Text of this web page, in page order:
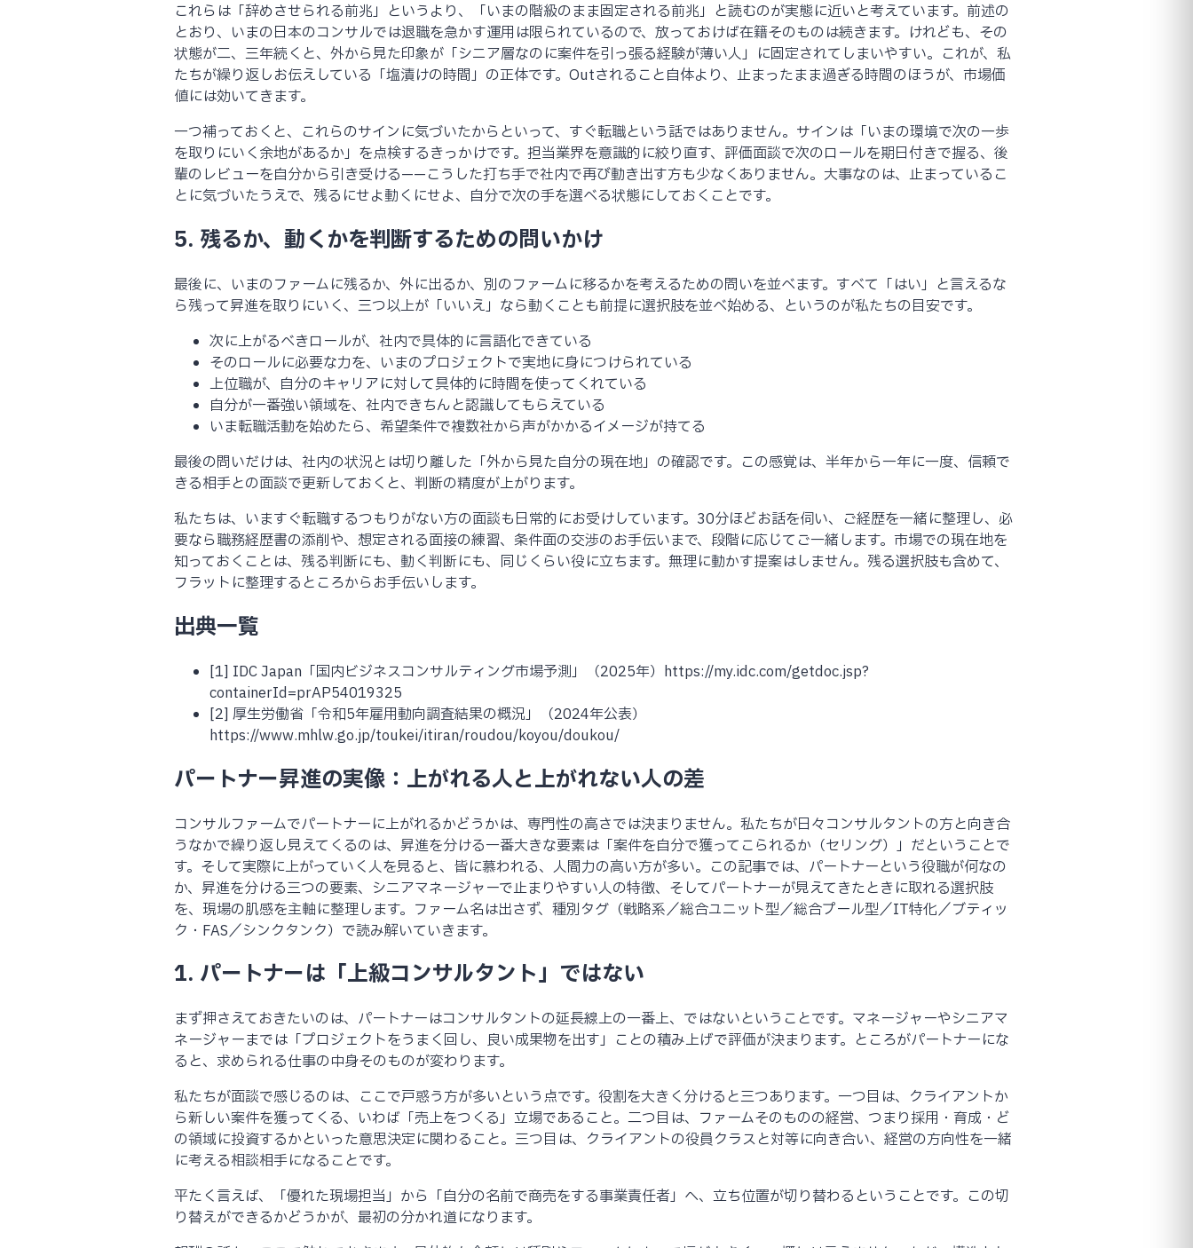
これらは「辞めさせられる前兆」というより、「いまの階級のまま固定される前兆」と読むのが実態に近いと考えています。前述の
とおり、いまの日本のコンサルでは退職を急かす運用は限られているので、放っておけば在籍そのものは続きます。けれども、その
状態が二、三年続くと、外から見た印象が「シニア層なのに案件を引っ張る経験が薄い人」に固定されてしまいやすい。これが、私
たちが繰り返しお伝えしている「塩漬けの時間」の正体です。Outされること自体より、止まったまま過ぎる時間のほうが、市場価
値には効いてきます。
一つ補っておくと、これらのサインに気づいたからといって、すぐ転職という話ではありません。サインは「いまの環境で次の一歩
を取りにいく余地があるか」を点検するきっかけです。担当業界を意識的に絞り直す、評価面談で次のロールを期日付きで握る、後
輩のレビューを自分から引き受ける——こうした打ち手で社内で再び動き出す方も少なくありません。大事なのは、止まっているこ
とに気づいたうえで、残るにせよ動くにせよ、自分で次の手を選べる状態にしておくことです。
5. 残るか、動くかを判断するための問いかけ
最後に、いまのファームに残るか、外に出るか、別のファームに移るかを考えるための問いを並べます。すべて「はい」と言えるな
ら残って昇進を取りにいく、三つ以上が「いいえ」なら動くことも前提に選択肢を並べ始める、というのが私たちの目安です。
次に上がるべきロールが、社内で具体的に言語化できている
そのロールに必要な力を、いまのプロジェクトで実地に身につけられている
上位職が、自分のキャリアに対して具体的に時間を使ってくれている
自分が一番強い領域を、社内できちんと認識してもらえている
いま転職活動を始めたら、希望条件で複数社から声がかかるイメージが持てる
最後の問いだけは、社内の状況とは切り離した「外から見た自分の現在地」の確認です。この感覚は、半年から一年に一度、信頼で
きる相手との面談で更新しておくと、判断の精度が上がります。
私たちは、いますぐ転職するつもりがない方の面談も日常的にお受けしています。30分ほどお話を伺い、ご経歴を一緒に整理し、必
要なら職務経歴書の添削や、想定される面接の練習、条件面の交渉のお手伝いまで、段階に応じてご一緒します。市場での現在地を
知っておくことは、残る判断にも、動く判断にも、同じくらい役に立ちます。無理に動かす提案はしません。残る選択肢も含めて、
フラットに整理するところからお手伝いします。
出典一覧
[1] IDC Japan「国内ビジネスコンサルティング市場予測」（2025年）https://my.idc.com/getdoc.jsp?
containerId=prAP54019325
[2] 厚生労働省「令和5年雇用動向調査結果の概況」（2024年公表）
https://www.mhlw.go.jp/toukei/itiran/roudou/koyou/doukou/
パートナー昇進の実像：上がれる人と上がれない人の差
コンサルファームでパートナーに上がれるかどうかは、専門性の高さでは決まりません。私たちが日々コンサルタントの方と向き合
うなかで繰り返し見えてくるのは、昇進を分ける一番大きな要素は「案件を自分で獲ってこられるか（セリング）」だということで
す。そして実際に上がっていく人を見ると、皆に慕われる、人間力の高い方が多い。この記事では、パートナーという役職が何なの
か、昇進を分ける三つの要素、シニアマネージャーで止まりやすい人の特徴、そしてパートナーが見えてきたときに取れる選択肢
を、現場の肌感を主軸に整理します。ファーム名は出さず、種別タグ（戦略系／総合ユニット型／総合プール型／IT特化／ブティッ
ク・FAS／シンクタンク）で読み解いていきます。
1. パートナーは「上級コンサルタント」ではない
まず押さえておきたいのは、パートナーはコンサルタントの延長線上の一番上、ではないということです。マネージャーやシニアマ
ネージャーまでは「プロジェクトをうまく回し、良い成果物を出す」ことの積み上げで評価が決まります。ところがパートナーにな
ると、求められる仕事の中身そのものが変わります。
私たちが面談で感じるのは、ここで戸惑う方が多いという点です。役割を大きく分けると三つあります。一つ目は、クライアントか
ら新しい案件を獲ってくる、いわば「売上をつくる」立場であること。二つ目は、ファームそのものの経営、つまり採用・育成・ど
の領域に投資するかといった意思決定に関わること。三つ目は、クライアントの役員クラスと対等に向き合い、経営の方向性を一緒
に考える相談相手になることです。
平たく言えば、「優れた現場担当」から「自分の名前で商売をする事業責任者」へ、立ち位置が切り替わるということです。この切
り替えができるかどうかが、最初の分かれ道になります。